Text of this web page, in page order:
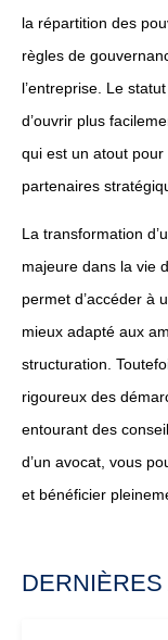
la répartition des
règles de
l’entreprise. Le
d’ouvrir plus
qui est un atout
partenaires
La transformation
majeure dans la vie
permet d’accéder à
mieux adapté aux
structuration.
rigoureux des
entourant des
d’un avocat, vous
et bénéficier